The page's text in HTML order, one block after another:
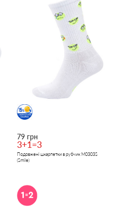
79 грн
3+1=3
Подовжені шкарпетки в рубчик M0303S
(Smile)